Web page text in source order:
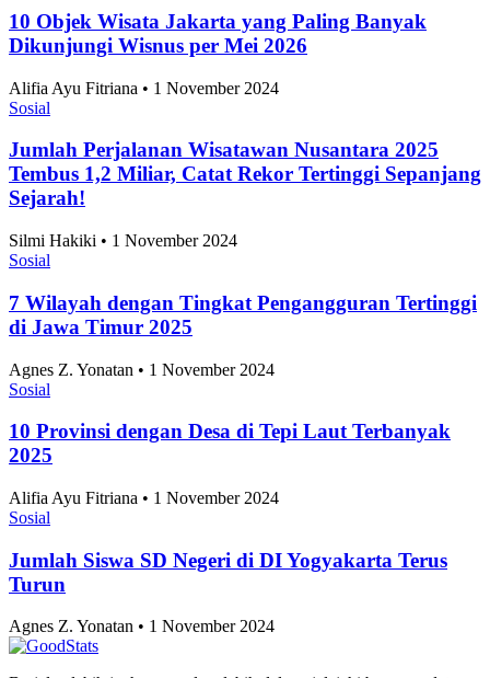
10 Objek Wisata Jakarta yang Paling Banyak
Dikunjungi Wisnus per Mei 2026
Alifia Ayu Fitriana • 1 November 2024
Sosial
Jumlah Perjalanan Wisatawan Nusantara 2025
Tembus 1,2 Miliar, Catat Rekor Tertinggi Sepanjang
Sejarah!
Silmi Hakiki • 1 November 2024
Sosial
7 Wilayah dengan Tingkat Pengangguran Tertinggi
di Jawa Timur 2025
Agnes Z. Yonatan • 1 November 2024
Sosial
10 Provinsi dengan Desa di Tepi Laut Terbanyak
2025
Alifia Ayu Fitriana • 1 November 2024
Sosial
Jumlah Siswa SD Negeri di DI Yogyakarta Terus
Turun
Agnes Z. Yonatan • 1 November 2024